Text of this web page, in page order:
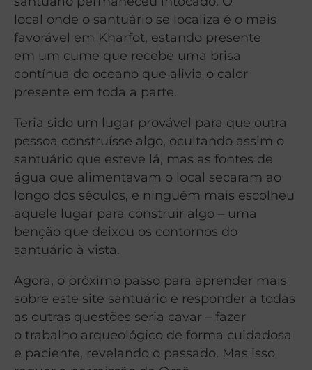
local onde o santuário se localiza é o mais
favorável em Kharfot, estando presente
em um cume que recebe uma brisa
contínua do oceano que alivia o calor
presente em toda a parte.
Teria sido um lugar provável para que outra
pessoa construísse algo, ocultando assim o
santuário que esteve lá, mas as fontes de
água que alimentavam o local secaram ao
longo dos séculos, e ninguém mais escolheu
aquele lugar para construir algo – uma
benção que deixou os contornos do
santuário à vista.
Agora, o próximo passo para aprender mais
sobre este site santuário e responder a todas
as outras questões seria cavar – fazer
o trabalho arqueológico de forma cuidadosa
e paciente, revelando o passado. Mas isso